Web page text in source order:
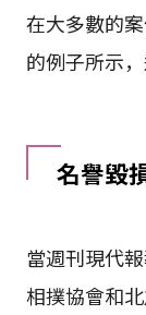
在大多數的
的例子所示
名譽毀
當週刊現代
相撲協會和